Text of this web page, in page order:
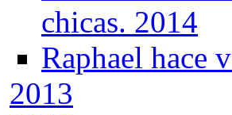
chicas. 2014
Raphael hace
2013